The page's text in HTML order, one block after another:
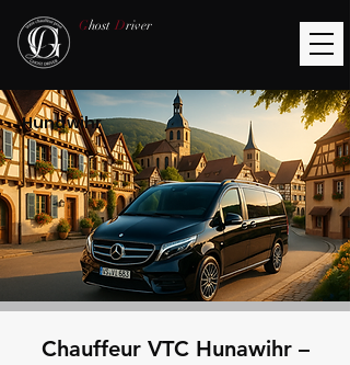
Ghost Driver
Hunawihr
Chauffeur VTC Hunawihr –